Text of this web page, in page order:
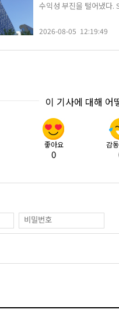
수익성 부진을 털어냈다.
2026-08-05 12:19:49
이 기사에 대해 어
좋아요
0
감